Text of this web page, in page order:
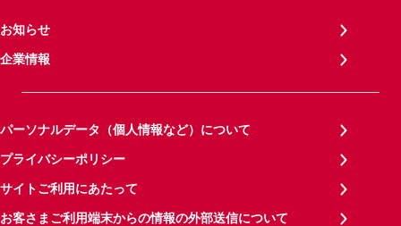
お知らせ
企業情報
パーソナルデータ（個人情報など）について
プライバシーポリシー
サイトご利用にあたって
お客さまご利用端末からの情報の外部送信について